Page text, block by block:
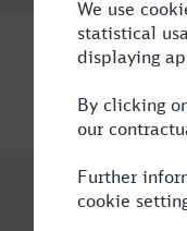
Gießen
17.08.26
12:50
Gießen
18.08.26